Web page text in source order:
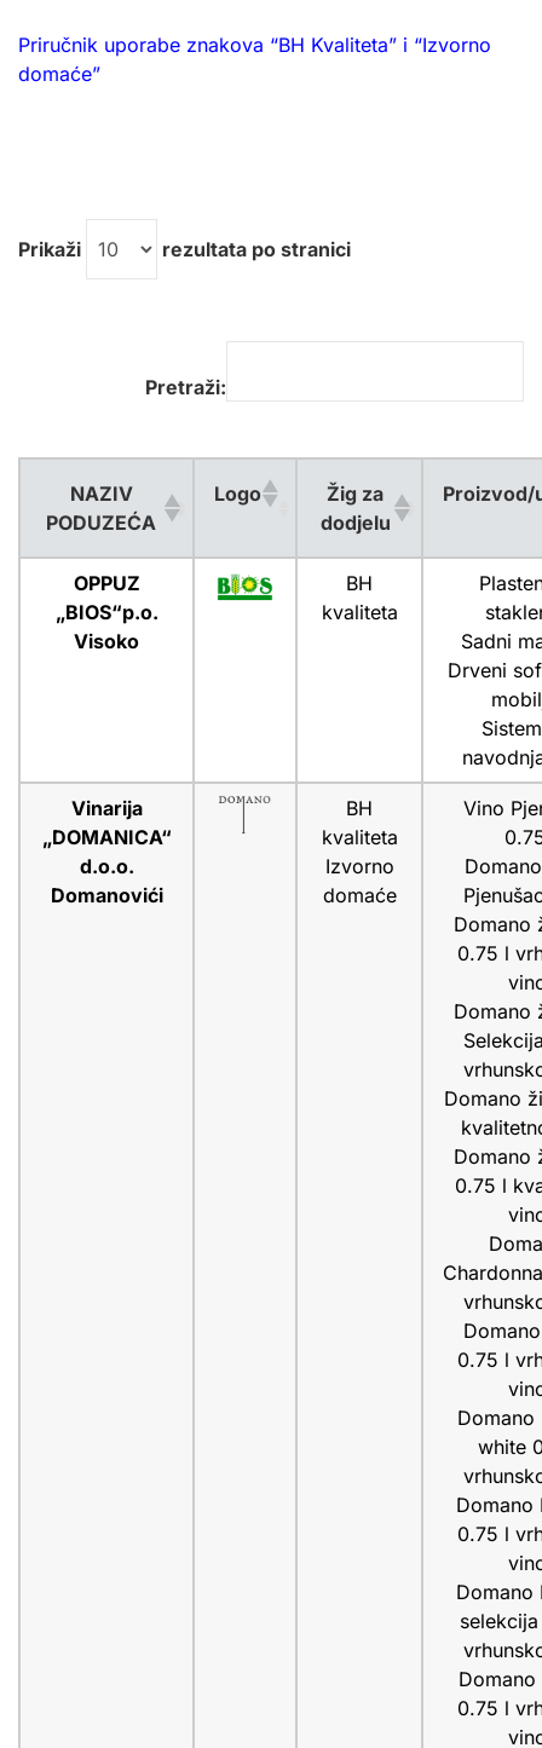
Priručnik uporabe znakova “BH Kvaliteta” i “Izvorno
domaće”
Prikaži rezultata po stranici
Pretraži:
NAZIV
PODUZEĆA
Logo
Žig za
dodjelu
Proizvod/
OPPUZ
„BIOS“p.o.
Visoko
BH
kvaliteta
Sadni
Drveni
Vinarija
„DOMANICA“
d.o.o.
Domanovići
BH
kvaliteta
Izvorno
domaće
Vino
Domano
0.75 l
Domano
Domano
Domano
0.75 l
0.75 l
Domano
white
Domano
0.75 l
Domano
Domano
0.75 l